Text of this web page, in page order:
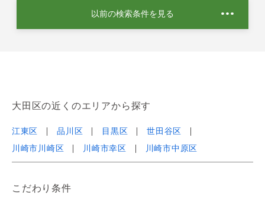
以前の検索条件を見る
大田区の近くのエリアから探す
江東区 品川区 目黒区
世田谷区
川崎市川崎区
川崎市幸区 川崎市中原区
こだわり条件